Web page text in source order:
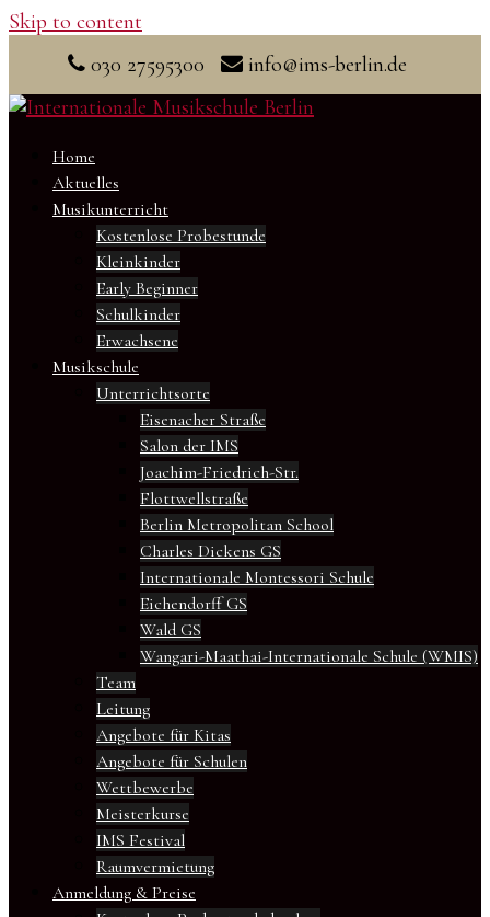
Skip to content
030 27595300
info@ims-berlin.de
Home
Aktuelles
Musikunterricht
Kostenlose Probestunde
Kleinkinder
Early Beginner
Schulkinder
Erwachsene
Musikschule
Unterrichtsorte
Eisenacher Straße
Salon der IMS
Joachim-Friedrich-Str.
Flottwellstraße
Berlin Metropolitan School
Charles Dickens GS
Internationale Montessori Schule
Eichendorff GS
Wald GS
Wangari-Maathai-Internationale Schule (WMIS)
Team
Leitung
Angebote für Kitas
Angebote für Schulen
Wettbewerbe
Meisterkurse
IMS Festival
Raumvermietung
Anmeldung & Preise